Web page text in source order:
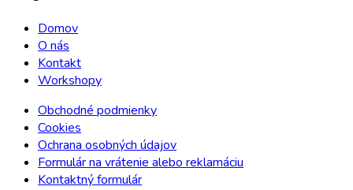
Domov
O nás
Kontakt
Workshopy
Obchodné podmienky
Cookies
Ochrana osobných údajov
Formulár na vrátenie alebo reklamáciu
Kontaktný formulár